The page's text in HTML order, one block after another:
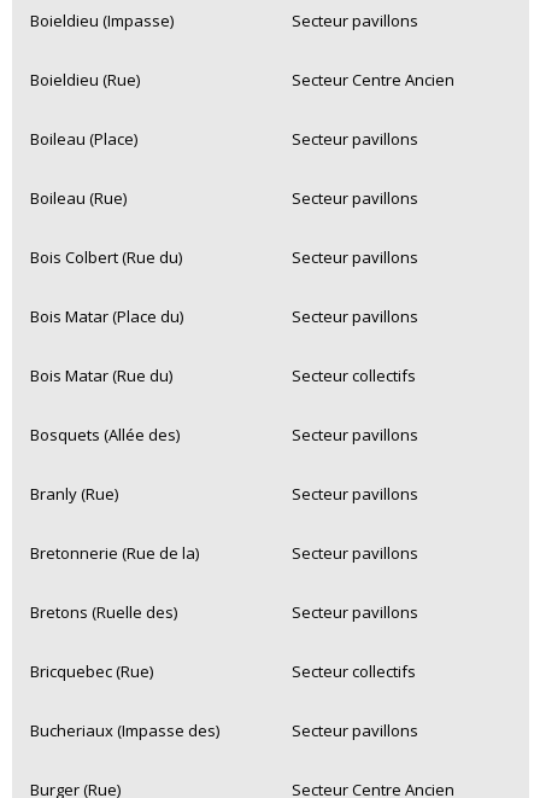
Boieldieu (Impasse) Secteur pavillons
Boieldieu (Rue) Secteur Centre Ancien
Boileau (Place) Secteur pavillons
Boileau (Rue) Secteur pavillons
Bois Colbert (Rue du) Secteur pavillons
Bois Matar (Place du) Secteur pavillons
Bois Matar (Rue du) Secteur collectifs
Bosquets (Allée des) Secteur pavillons
Branly (Rue) Secteur pavillons
Bretonnerie (Rue de la) Secteur pavillons
Bretons (Ruelle des) Secteur pavillons
Bricquebec (Rue) Secteur collectifs
Bucheriaux (Impasse des) Secteur pavillons
Burger (Rue) Secteur Centre Ancien